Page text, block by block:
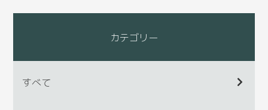
カテゴリー
すべて